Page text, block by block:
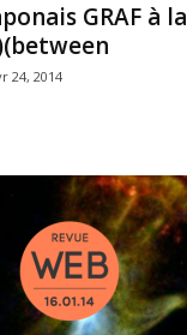
GRAF à la
24, 2014